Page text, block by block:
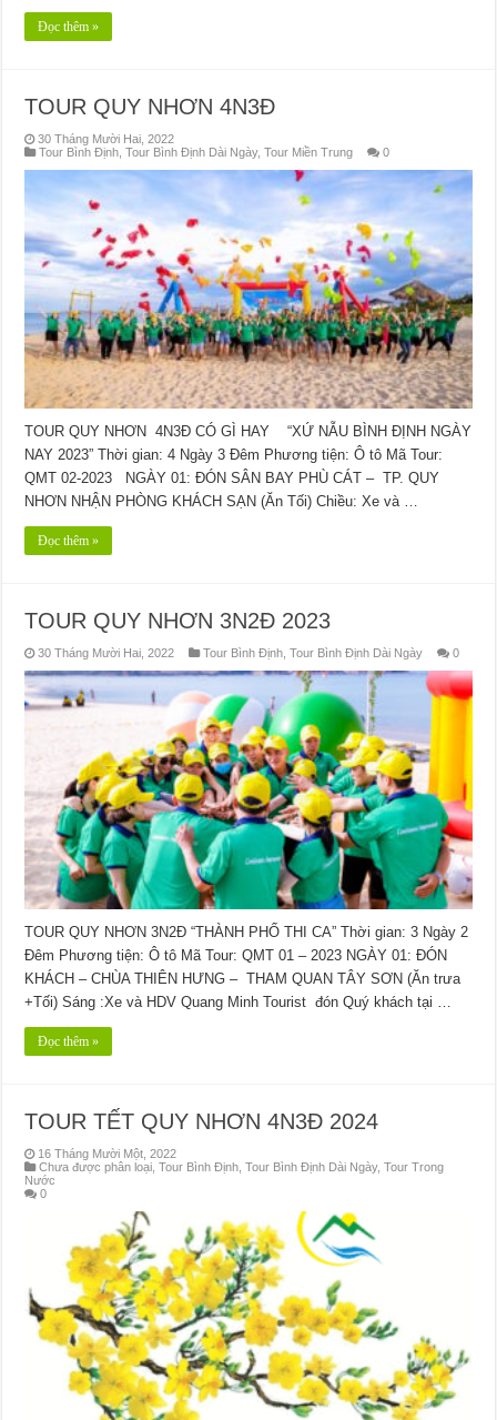
Đọc thêm »
TOUR QUY NHƠN 4N3Đ
30 Tháng Mười Hai, 2022
Tour Bình Định ,Tour Bình Định Dài Ngày,Tour Miền Trung 0
TOUR QUY NHƠN 4N3Đ CÓ GÌ HAY “XỨ NẪU BÌNH ĐỊNH NGÀY
NAY 2023” Thời gian: 4 Ngày 3 Đêm Phương tiện: Ô tô Mã Tour:
QMT 02-2023 NGÀY 01: ĐÓN SÂN BAY PHÙ CÁT – TP. QUY
NHƠN NHẬN PHÒNG KHÁCH SẠN (Ăn Tối) Chiều: Xe và …
Đọc thêm »
TOUR QUY NHƠN 3N2Đ 2023
30 Tháng Mười Hai, 2022 Tour Bình Định ,Tour Bình Định Dài Ngày 0
TOUR QUY NHƠN 3N2Đ “THÀNH PHỐ THI CA” Thời gian: 3 Ngày 2
Đêm Phương tiện: Ô tô Mã Tour: QMT 01 – 2023 NGÀY 01: ĐÓN
KHÁCH – CHÙA THIÊN HƯNG – THAM QUAN TÂY SƠN (Ăn trưa
+Tối) Sáng :Xe và HDV Quang Minh Tourist đón Quý khách tại …
Đọc thêm »
TOUR TẾT QUY NHƠN 4N3Đ 2024
16 Tháng Mười Một, 2022
Chưa được phân loại ,Tour Bình Định ,Tour Bình Định Dài Ngày,Tour Trong
Nước
0